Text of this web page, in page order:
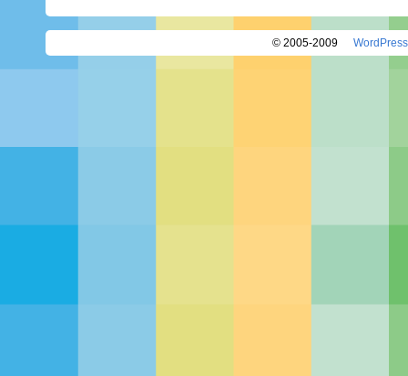
© 2005-2009 WordPress